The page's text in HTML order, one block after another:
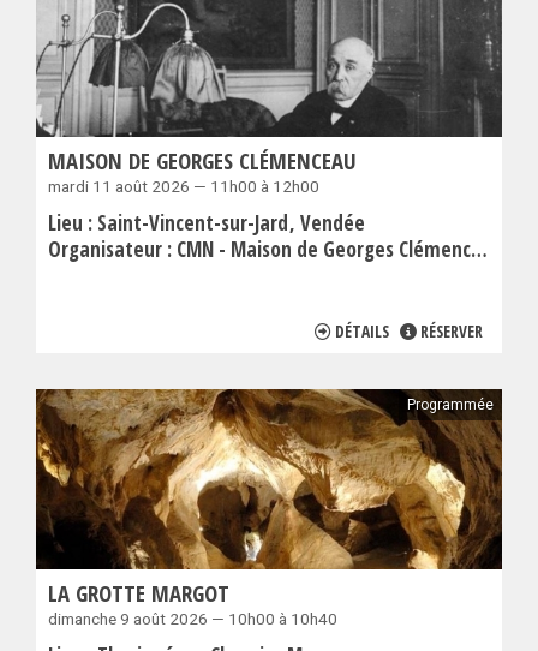
MAISON DE GEORGES CLÉMENCEAU
mardi 11 août 2026 — 11h00 à 12h00
Lieu : Saint-Vincent-sur-Jard Vendée
Organisateur : CMN - Maison de Georges Clémenceau
DÉTAILS RÉSERVER
Programmée
LA GROTTE MARGOT
dimanche 9 août 2026 — 10h00 à 10h40